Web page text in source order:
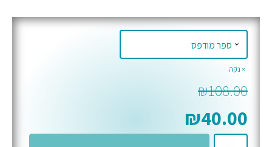
נקה
₪108.00
₪40.00